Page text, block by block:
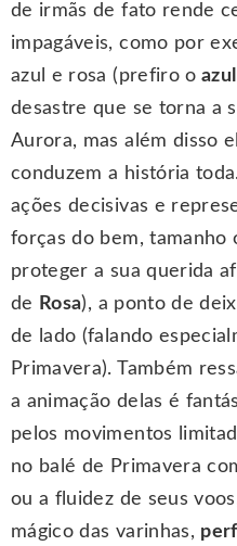
de irmãs de fato rende
impagáveis, como por
azul e rosa (prefiro o azul
desastre que se torna a
Aurora, mas além disso
conduzem a história
ações decisivas e
forças do bem, tamanho
proteger a sua querida
de Rosa), a ponto de
de lado (falando
Primavera). Também
a animação delas é
pelos movimentos
no balé de Primavera
ou a fluidez de seus
mágico das varinhas,